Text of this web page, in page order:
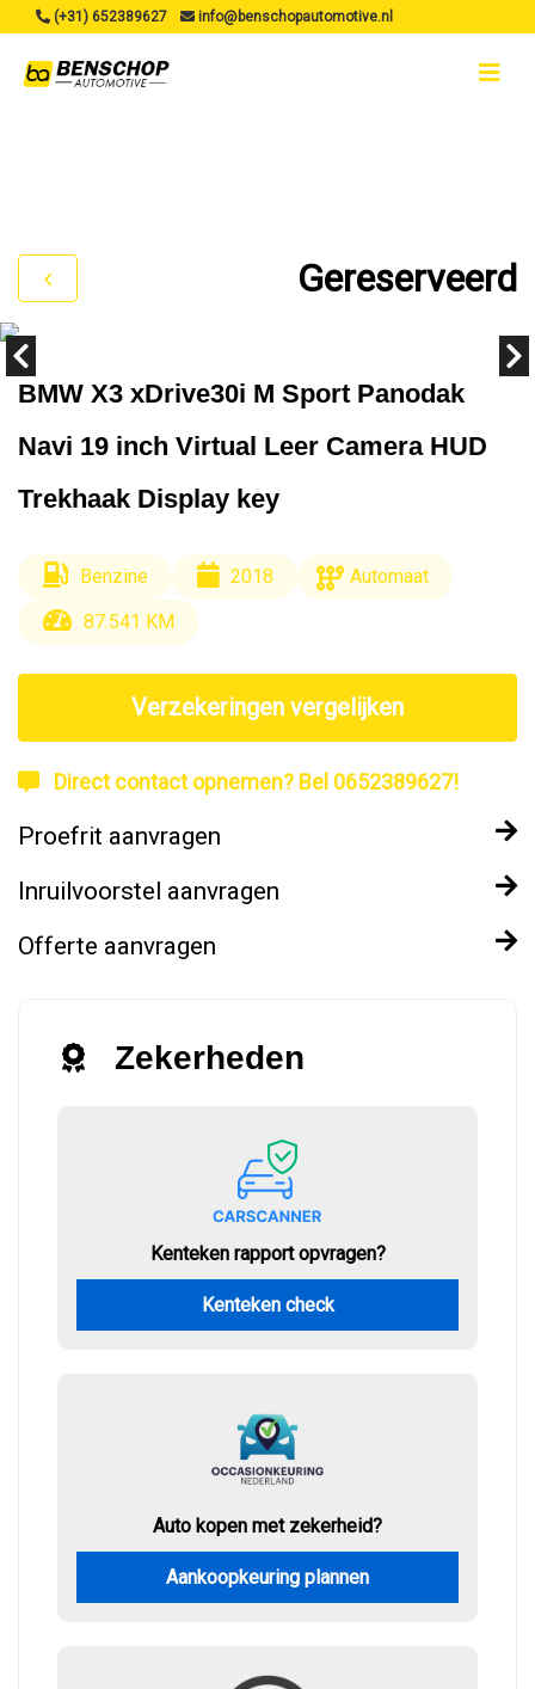
(+31) 652389627 info@benschopautomotive.nl
Gereserveerd
BMW X3 xDrive30i M Sport Panodak
Navi 19 inch Virtual Leer Camera HUD
Trekhaak Display key
Benzine 2018
Automaat
87.541 KM
Verzekeringen vergelijken
Direct contact opnemen? Bel 0652389627!
Proefrit aanvragen
Inruilvoorstel aanvragen
Offerte aanvragen
Zekerheden
Kenteken rapport opvragen?
Kenteken check
Auto kopen met zekerheid?
Aankoopkeuring plannen